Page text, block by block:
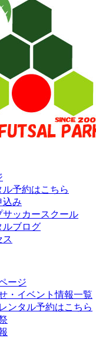
ル予約はこちら
込み
サッカースクール
ルブログ
ス
ージ
・イベント情報一覧
ンタル予約はこちら